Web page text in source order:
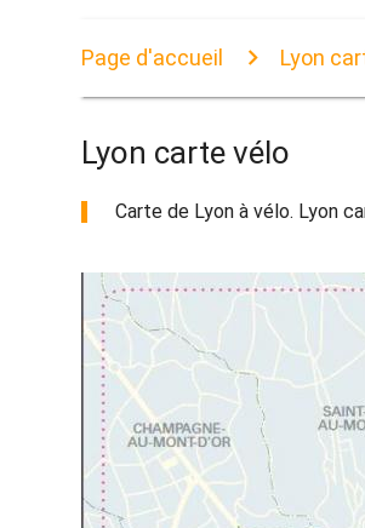
Page d'accueil Lyon
Lyon carte vélo
Carte de Lyon à vélo. Lyon